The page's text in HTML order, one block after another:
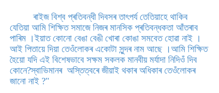
ৰাইজ বিশ্ব প্ৰতিবন্ধী দিবসৰ তাৎপৰ্য তেতিয়াহে থাকিব
যেতিয়া আমি শিক্ষিত সমাজে নিজৰ মানসিক প্ৰতিবন্ধকতা আঁতৰাব
পাৰিম ।ইয়াত কোনো বেঙা বেঙী খোৰা কোঙা সমবেত হোৱা নাই ।
আই পিতায়ে দিয়া তেওঁলোকৰ একোটা সুন্দৰ নাম আছে ।আমি শিক্ষিত
হৈয়ো যদি এই বিশেষভাবে সক্ষম সকলক মানবীয় মৰ্যাদা নিদিওঁ দিব
কোনে?স্বাভিমানৰ অস্তিত্বৰে জীয়াই থকাৰ অধিকাৰ তেওঁলোকৰ
জানো নাই ?"